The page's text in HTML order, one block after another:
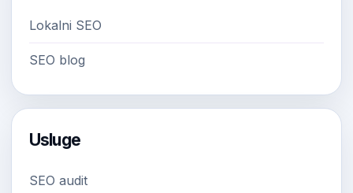
Lokalni SEO
SEO blog
Usluge
SEO audit